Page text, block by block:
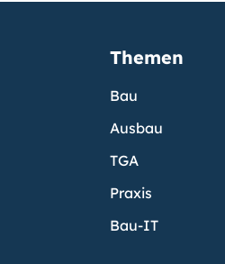
Themen
Bau
Ausbau
TGA
Praxis
Bau-IT